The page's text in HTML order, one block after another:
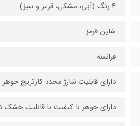
۴ رنگ (آبی، مشکی، قرمز و سبز)
شاین قرمز
فرانسه
دارای قابلیت شارژ مجدد کارتریج جوهر
دارای جوهر با کیفیت با قابلیت